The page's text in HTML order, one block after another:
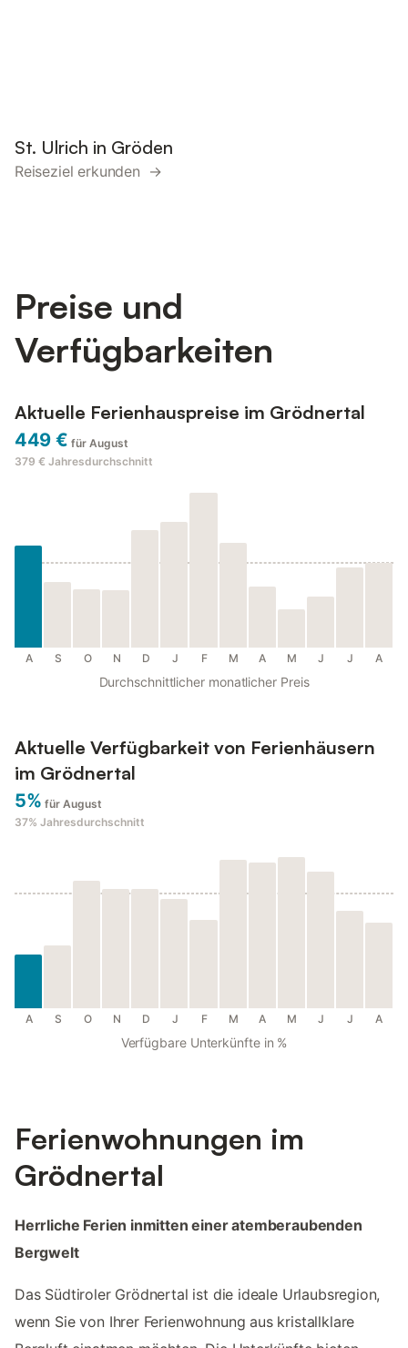
St. Ulrich in Gröden
Reiseziel erkunden →
Preise und
Verfügbarkeiten
Aktuelle Ferienhauspreise im Grödnertal
449 € für August
379 € Jahresdurchschnitt
A S O N D J F M A M J J A
Durchschnittlicher monatlicher Preis
Aktuelle Verfügbarkeit von Ferienhäusern
im Grödnertal
5% für August
37% Jahresdurchschnitt
A S O N D J F M A M J J A
Verfügbare Unterkünfte in %
Ferienwohnungen im
Grödnertal
Herrliche Ferien inmitten einer atemberaubenden
Bergwelt
Das Südtiroler Grödnertal ist die ideale Urlaubsregion,
wenn Sie von Ihrer Ferienwohnung aus kristallklare